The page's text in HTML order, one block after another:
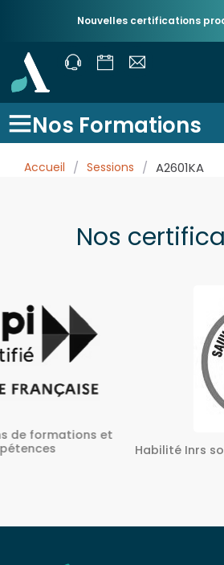
Nouvelles certifications
Nos Formations
Accueil / Sessions / A2601KA
Nos
et
Habilité Inrs sous Le N°